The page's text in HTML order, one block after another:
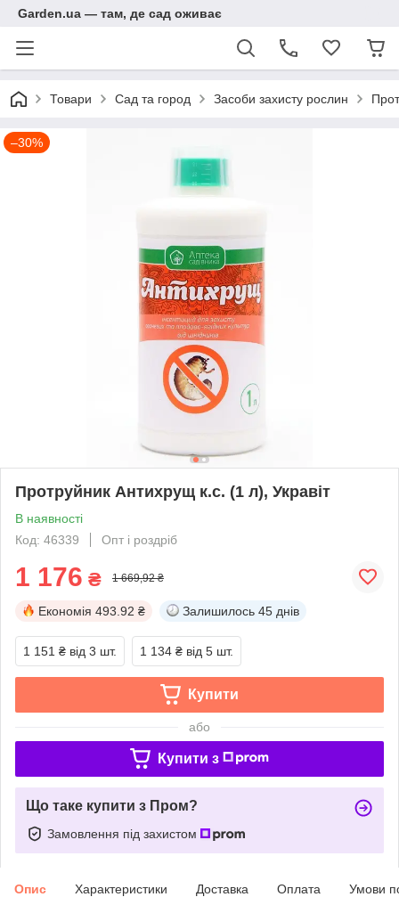
Garden.ua — там, де сад оживає
Товари Сад та город Засоби захисту рослин
–30%
Протруйник Антихрущ к.с. (1 л), Укравіт
В наявності
Код: 46339
Опт і роздріб
1 176 ₴ 1 669,92 ₴
Економія 493.92 ₴ Залишилось 45 днів
1 151 ₴ від 3 шт. 1 134 ₴ від 5 шт.
Купити
або
Купити з
Що таке купити з Пром?
Замовлення під захистом
Опис Характеристики Доставка Оплата Умови